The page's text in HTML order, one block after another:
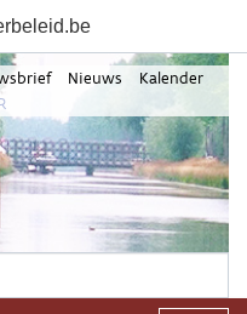
Nieuws
Kalender